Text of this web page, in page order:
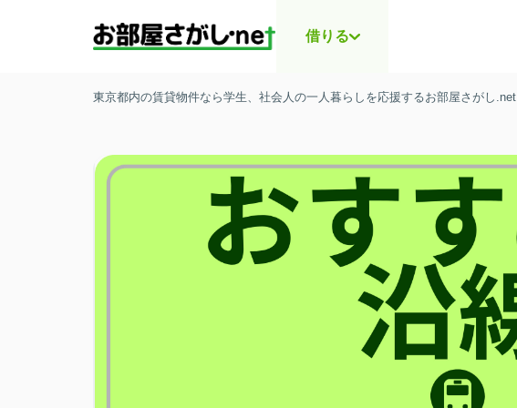
借りる
東京都内の賃貸物件なら学生、社会人の一人暮らしを応援するお部屋さがし.net